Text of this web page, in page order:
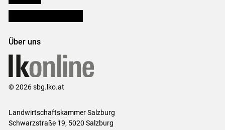
Über uns
© 2026 sbg.lko.at
Landwirtschaftskammer Salzburg
Schwarzstraße 19, 5020 Salzburg